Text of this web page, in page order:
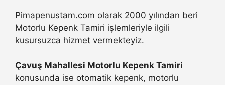
Pimapenustam.com olarak 2000 yılından beri
Motorlu Kepenk Tamiri işlemleriyle ilgili
kusursuzca hizmet vermekteyiz.
Çavuş Mahallesi Motorlu Kepenk Tamiri
konusunda ise otomatik kepenk, motorlu